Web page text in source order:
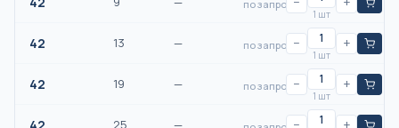
по запросу
1 шт
42 13 — по запросу−
1 шт
+
42 19 — по запросу−
1 шт
+
25 —